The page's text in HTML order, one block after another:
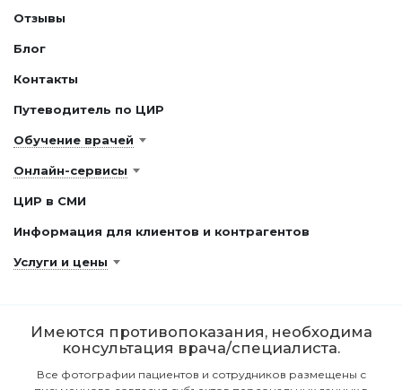
Отзывы
Блог
Контакты
Путеводитель по ЦИР
Обучение врачей
Онлайн-сервисы
ЦИР в СМИ
Информация для клиентов и контрагентов
Услуги и цены
Имеются противопоказания, необходима
консультация врача/специалиста.
Все фотографии пациентов и сотрудников размещены с